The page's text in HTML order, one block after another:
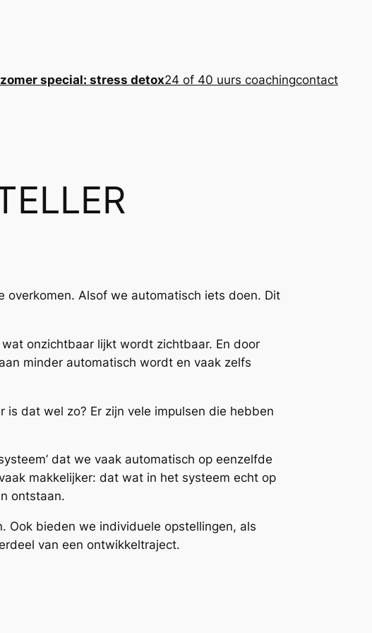
zomer special: stress detox24 of 40 uurs coachingcontact
overkomen. Alsof we automatisch iets doen. Dit
onzichtbaar lijkt wordt zichtbaar. En door
minder automatisch wordt en vaak zelfs
is dat wel zo? Er zijn vele impulsen die hebben
dat we vaak automatisch op eenzelfde
makkelijker: dat wat in het systeem echt op
ontstaan.
Ook bieden we individuele opstellingen, als
van een ontwikkeltraject.